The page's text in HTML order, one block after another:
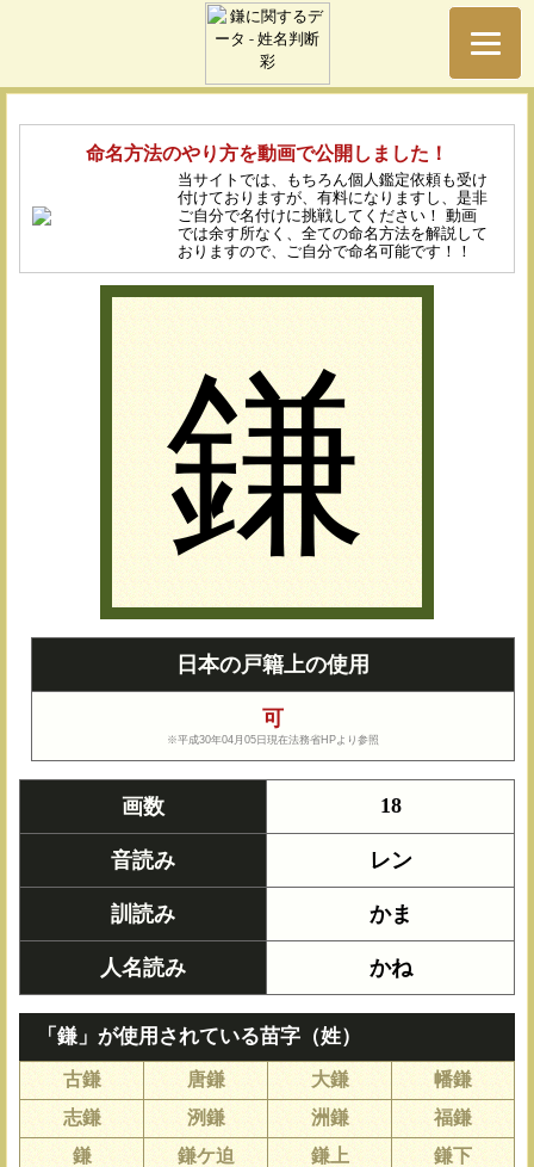
命名方法のやり方を動画で公開しました！
当サイトでは、もちろん個人鑑定依頼も受け
付けておりますが、有料になりますし、是非
ご自分で名付けに挑戦してください！ 動画
では余す所なく、全ての命名方法を解説して
おりますので、ご自分で命名可能です！！
鎌
日本の戸籍上の使用
可
※平成30年04月05日現在法務省HPより参照
画数 18
音読み レン
訓読み かま
人名読み かね
「鎌」が使用されている苗字（姓）
古鎌 唐鎌 大鎌
幡鎌
志鎌
洌鎌 洲鎌
福鎌
鎌
鎌ケ迫 鎌上
鎌下